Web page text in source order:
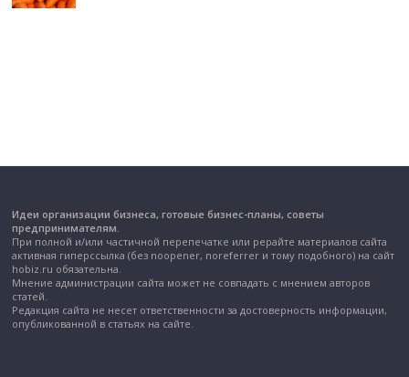
Идеи организации бизнеса, готовые бизнес-планы, советы
предпринимателям.
При полной и/или частичной перепечатке или рерайте материалов сайта
активная гиперссылка (без noopener, noreferrer и тому подобного) на сайт
hobiz.ru обязательна.
Мнение администрации сайта может не совпадать с мнением авторов
статей.
Редакция сайта не несет ответственности за достоверность информации,
опубликованной в статьях на сайте.